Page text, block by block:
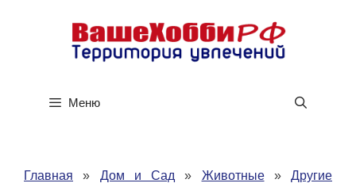
содержимому
Меню
Главная » Дом и Сад » Животные» Другие